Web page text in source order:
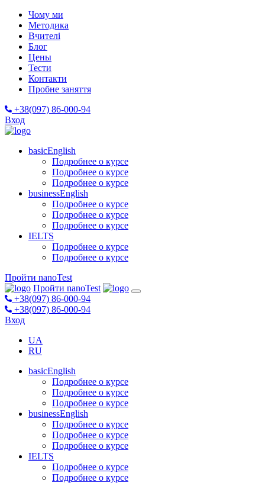
Чому ми
Методика
Вчителі
Блог
Цены
Тести
Контакти
Пробне заняття
+38(097) 86-000-94
Вход
basicEnglish
Подробнее о курсе
Подробнее о курсе
Подробнее о курсе
businessEnglish
Подробнее о курсе
Подробнее о курсе
Подробнее о курсе
IELTS
Подробнее о курсе
Подробнее о курсе
Пройти nanoTest
Пройти nanoTest
+38(097) 86-000-94
+38(097) 86-000-94
Вход
UA
RU
basicEnglish
Подробнее о курсе
Подробнее о курсе
Подробнее о курсе
businessEnglish
Подробнее о курсе
Подробнее о курсе
Подробнее о курсе
IELTS
Подробнее о курсе
Подробнее о курсе